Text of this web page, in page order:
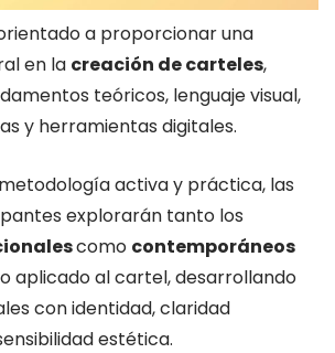
a proporcionar una
en la creación de carteles,
teóricos, lenguaje visual,
y herramientas digitales.
activa y práctica, las
explorarán tanto los
como contemporáneos
aplicado al cartel, desarrollando
con identidad, claridad
estética.